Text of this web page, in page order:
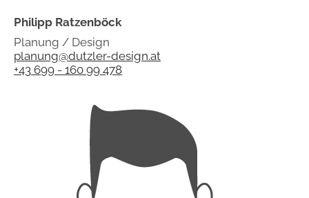
Philipp Ratzenböck
Planung / Design
planung@dutzler-design.at
+43 699 - 160 99 478